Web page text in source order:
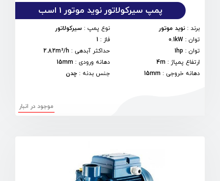
پمپ سیرکولاتور نوید موتور 1 اسب
برند : نوید موتور نوع پمپ: سیرکولاتور
توان :
0.1kW فاز :
1
توان :
1hp حداکثر آبدهی :
2.82m³/h
ارتفاع پمپاژ :
4m دهانه ورودی :
15mm
دهانه خروجی :
15mm جنس بدنه : چدن
موجود در انبار